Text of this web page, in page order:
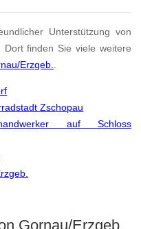
Unterstützung von
Dort finden Sie viele weitere
Erzgeb.
Zschopau
auf Schloss
Gornau/Erzgeb.